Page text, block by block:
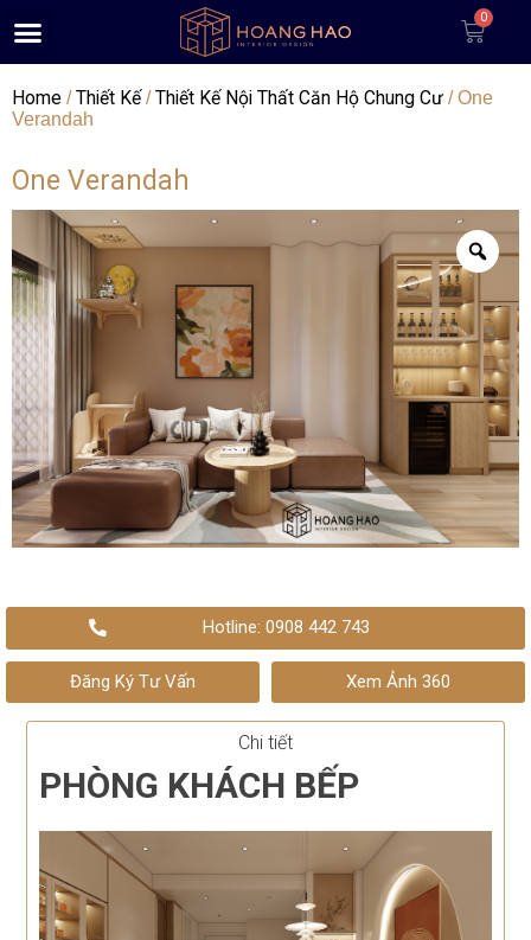
Home /Thiết Kế/Thiết Kế Nội Thất Căn Hộ Chung Cư / One
Verandah
One Verandah
Hotline: 0908 442 743
Đăng Ký Tư Vấn Xem Ảnh 360
Chi tiết
PHÒNG KHÁCH BẾP